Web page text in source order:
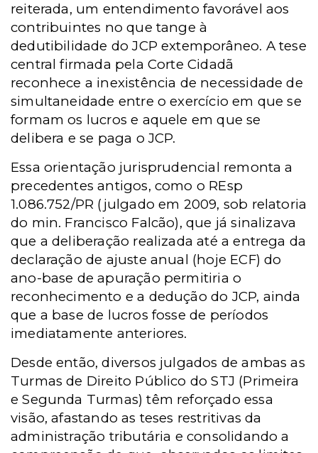
reiterada, um entendimento favorável aos
contribuintes no que tange à
dedutibilidade do JCP extemporâneo. A tese
central firmada pela Corte Cidadã
reconhece a inexistência de necessidade de
simultaneidade entre o exercício em que se
formam os lucros e aquele em que se
delibera e se paga o JCP.
Essa orientação jurisprudencial remonta a
precedentes antigos, como o REsp
1.086.752/PR (julgado em 2009, sob relatoria
do min. Francisco Falcão), que já sinalizava
que a deliberação realizada até a entrega da
declaração de ajuste anual (hoje ECF) do
ano-base de apuração permitiria o
reconhecimento e a dedução do JCP, ainda
que a base de lucros fosse de períodos
imediatamente anteriores.
Desde então, diversos julgados de ambas as
Turmas de Direito Público do STJ (Primeira
e Segunda Turmas) têm reforçado essa
visão, afastando as teses restritivas da
administração tributária e consolidando a